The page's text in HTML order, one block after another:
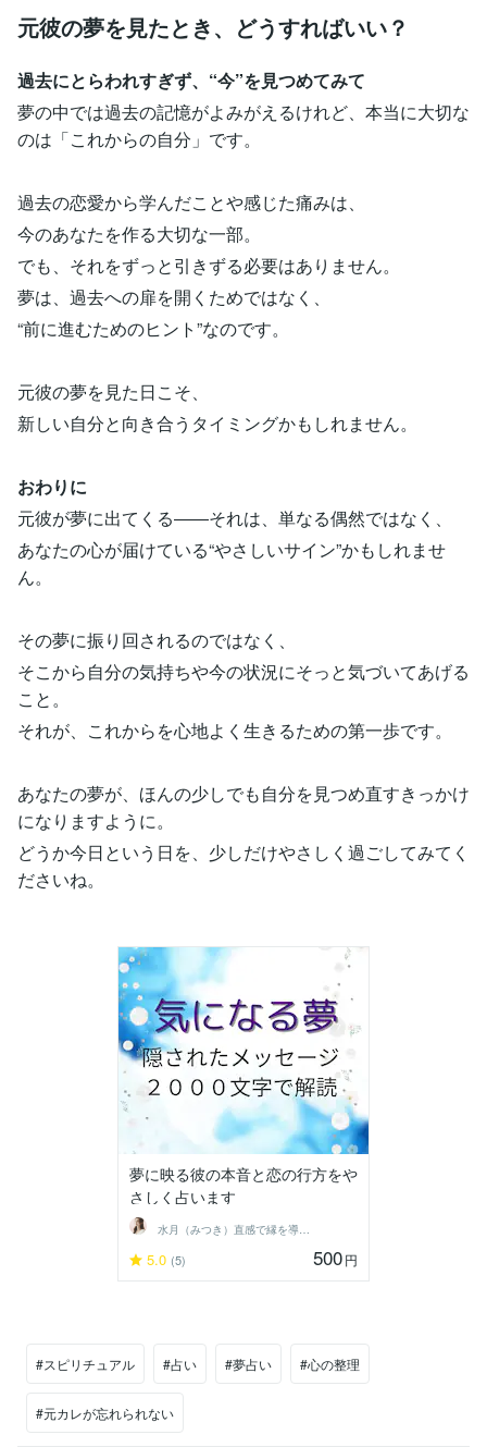
元彼の夢を見たとき、どうすればいい？
過去にとらわれすぎず、“今”を見つめてみて
夢の中では過去の記憶がよみがえるけれど、本当に大切な
のは「これからの自分」です。
過去の恋愛から学んだことや感じた痛みは、
今のあなたを作る大切な一部。
でも、それをずっと引きずる必要はありません。
夢は、過去への扉を開くためではなく、
“前に進むためのヒント”なのです。
元彼の夢を見た日こそ、
新しい自分と向き合うタイミングかもしれません。
おわりに
元彼が夢に出てくる――それは、単なる偶然ではなく、
あなたの心が届けている“やさしいサイン”かもしれませ
ん。
その夢に振り回されるのではなく、
そこから自分の気持ちや今の状況にそっと気づいてあげる
こと。
それが、これからを心地よく生きるための第一歩です。
あなたの夢が、ほんの少しでも自分を見つめ直すきっかけ
になりますように。
どうか今日という日を、少しだけやさしく過ごしてみてく
ださいね。
夢に映る彼の本音と恋の行方をや
さしく占います
水月（みつき）直感で縁を導くタロット
5.0 (5) 500円
#スピリチュアル #占い #夢占い #心の整理
#元カレが忘れられない